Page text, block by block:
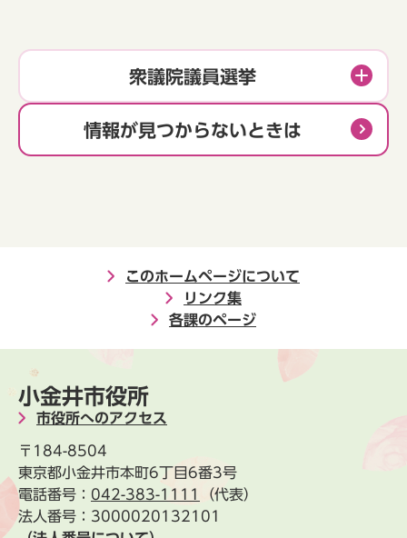
衆議院議員選挙
情報が見つからないときは
このホームページについて
リンク集
各課のページ
小金井市役所
市役所へのアクセス
〒184-8504
東京都小金井市本町6丁目6番3号
電話番号： 042-383-1111
（代表）
法人番号：3000020132101